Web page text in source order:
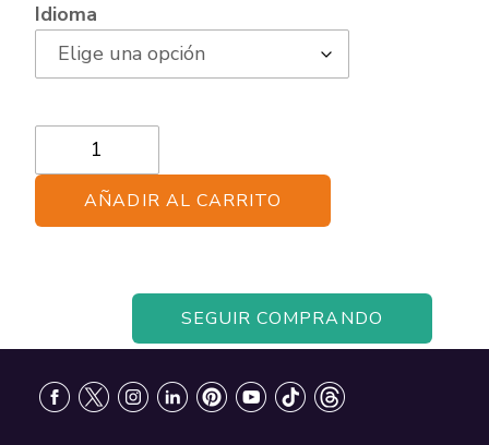
Idioma
Tarjeta
para
Referir
Pacientes-
AÑADIR AL CARRITO
SEGUIR COMPRANDO